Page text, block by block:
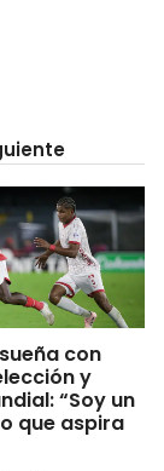
con
y
“Soy un
que aspira